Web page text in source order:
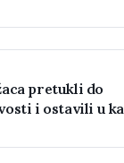
pretukli do
i ostavili u